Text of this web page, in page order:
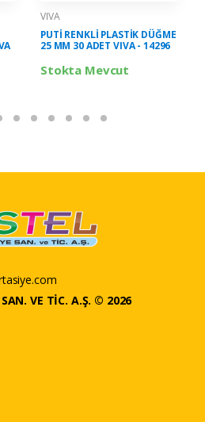
VIVA
PUTİ RENKLİ PLASTİK DÜĞME
25 MM 30 ADET VIVA - 14296
Stokta Mevcut
VE TİC. A.Ş. © 2026